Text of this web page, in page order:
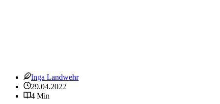
Inga Landwehr
29.04.2022
4 Min